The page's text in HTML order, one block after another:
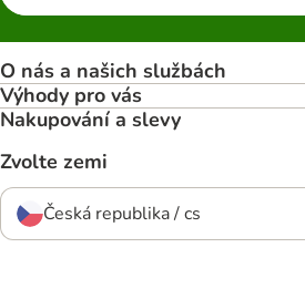
O nás a našich službách
Výhody pro vás
Nakupování a slevy
Zvolte zemi
Česká republika / cs